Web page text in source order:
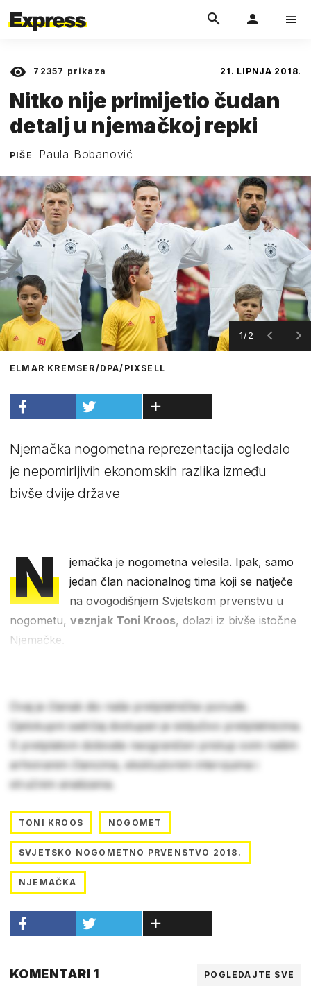
72357 prikaza 21. LIPNJA 2018.
Nitko nije primijetio čudan
detalj u njemačkoj repki
PIŠE Paula Bobanović
1/2
ELMAR KREMSER/DPA/PIXSELL
Njemačka nogometna reprezentacija ogledalo
je nepomirljivih ekonomskih razlika između
bivše dvije države
N
jemačka je nogometna velesila. Ipak, samo
jedan član nacionalnog tima koji se natječe
na ovogodišnjem Svjetskom prvenstvu u
nogometu, veznjak Toni Kroos, dolazi iz bivše istočne
Njemačke.
Ovaj je članak dio naše pretplatničke ponude.
Cjelokupni sadržaj dostupan je isključivo pretplatnicima.
S pretplatom dobivate neograničen pristup svim našim
arhiviranim člancima, ekskluzivnim intervjuima i
stručnim analizama.
TONI KROOS NOGOMET
SVJETSKO NOGOMETNO PRVENSTVO 2018.
NJEMAČKA
KOMENTARI 1 POGLEDAJTE SVE